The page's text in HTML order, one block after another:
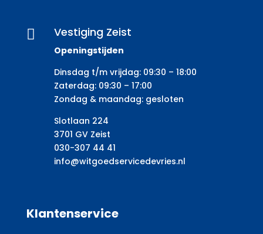
 Vestiging Zeist
Openingstijden
Dinsdag t/m vrijdag: 09:30 – 18:00
Zaterdag: 09:30 – 17:00
Zondag & maandag: gesloten
Slotlaan 224
3701 GV Zeist
030-307 44 41
info@witgoedservicedevries.nl
Klantenservice